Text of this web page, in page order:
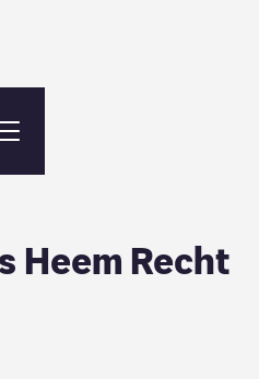
Heem Recht